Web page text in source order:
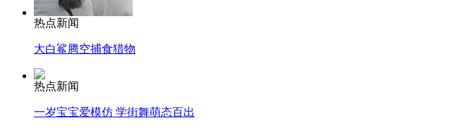
热点新闻
大白鲨腾空捕食猎物
热点新闻
一岁宝宝爱模仿 学街舞萌态百出